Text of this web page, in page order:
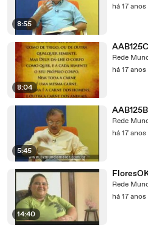
8:55
há 17 anos
8:04
AAB125C
Rede
há 17 anos
5:45
AAB125B
Rede
há 17 anos
14:40
Rede
há 17 anos